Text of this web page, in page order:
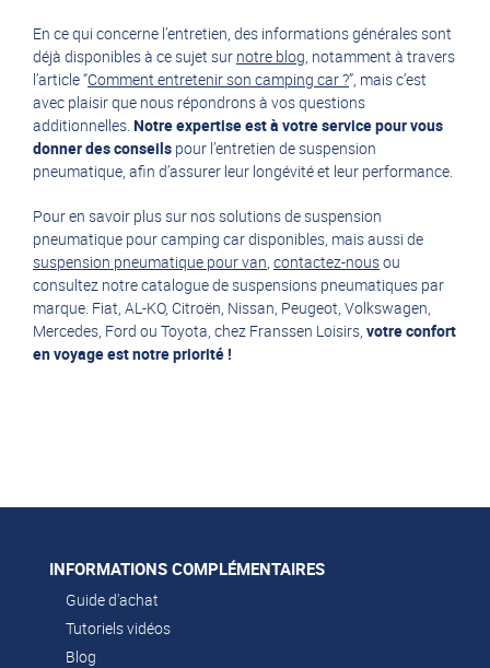
En ce qui concerne l’entretien, des informations générales sont
déjà disponibles à ce sujet sur notre blog, notamment à travers
l’article “Comment entretenir son camping car ?”, mais c’est
avec plaisir que nous répondrons à vos questions
additionnelles. Notre expertise est à votre service pour vous
donner des conseils pour l’entretien de suspension
pneumatique, afin d’assurer leur longévité et leur performance.
Pour en savoir plus sur nos solutions de suspension
pneumatique pour camping car disponibles, mais aussi de
suspension pneumatique pour van, contactez-nousou
consultez notre catalogue de suspensions pneumatiques par
marque. Fiat, AL-KO, Citroën, Nissan, Peugeot, Volkswagen,
Mercedes, Ford ou Toyota, chez Franssen Loisirs, votre confort
en voyage est notre priorité !
INFORMATIONS COMPLÉMENTAIRES
Guide d'achat
Tutoriels vidéos
Blog